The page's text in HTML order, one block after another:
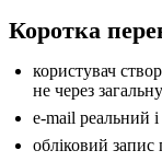
Коротка
користувач
не через
e-mail реальний
обліковий запис